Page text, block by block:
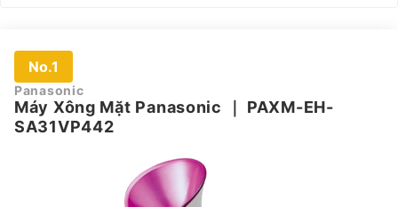
No.1
Panasonic
Máy Xông Mặt Panasonic
PAXM-EH-
SA31VP442